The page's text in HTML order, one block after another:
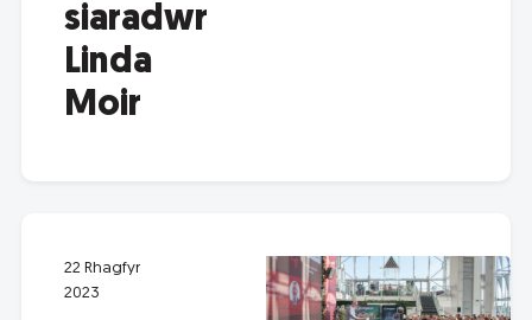
siaradwr
Linda
Moir
22 Rhagfyr
2023